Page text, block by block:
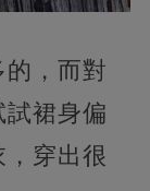
，而對
裙身偏
穿出很